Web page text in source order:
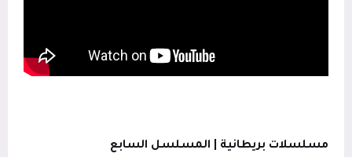
مسلسلات بريطانية | المسلسل السابع